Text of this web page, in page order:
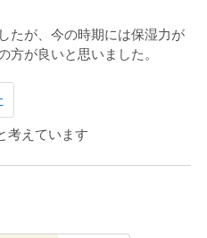
たが、今の時期には保湿力が
方が良いと思いました。
考えています